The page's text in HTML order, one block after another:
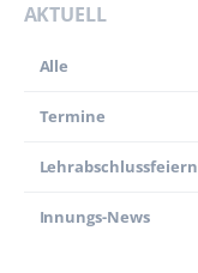
AKTUELL
Alle
Termine
Lehr­abschluss­feiern
Innungs-News